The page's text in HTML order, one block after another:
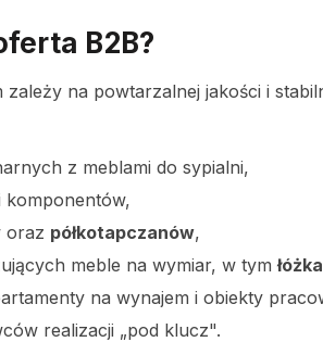
B2B?
na powtarzalnej jakości i
z meblami do sypialni,
oraz półkotapczanów,
meble na wymiar, w tym
na wynajem i obiekty
realizacji „pod klucz".